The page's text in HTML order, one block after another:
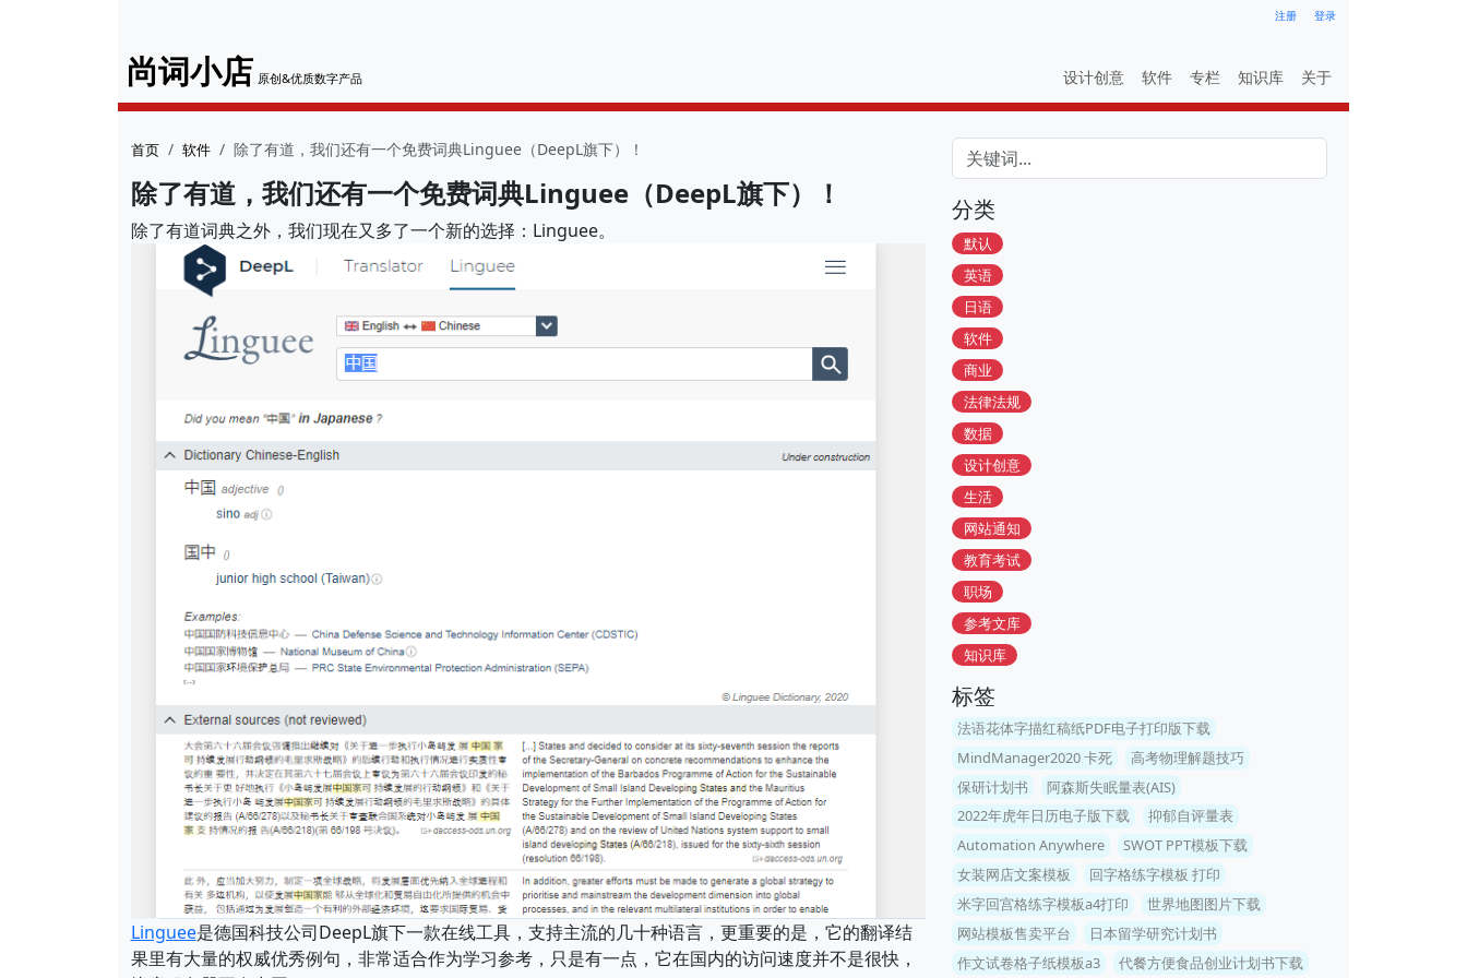
注册 登录
尚词小店 原创&优质数字产品 设计创意 软件 专栏 知识库 关于
首页 软件 除了有道，我们还有一个免费词典Linguee（DeepL旗下）！
除了有道，我们还有一个免费词典Linguee（DeepL旗下）！
除了有道词典之外，我们现在又多了一个新的选择：Linguee。
Linguee是德国科技公司DeepL旗下一款在线工具，支持主流的几十种语言，更重要的是，它的翻译结
果里有大量的权威优秀例句，非常适合作为学习参考，只是有一点，它在国内的访问速度并不是很快，
分类
默认
英语
日语
软件
商业
法律法规
数据
设计创意
生活
网站通知
教育考试
职场
参考文库
知识库
标签
法语花体字描红稿纸PDF电子打印版下载
MindManager2020 卡死
高考物理解题技巧
保研计划书
阿森斯失眠量表(AIS)
2022年虎年日历电子版下载
抑郁自评量表
Automation Anywhere
SWOT PPT模板下载
女装网店文案模板
回字格练字模板 打印
米字回宫格练字模板a4打印
世界地图图片下载
网站模板售卖平台
日本留学研究计划书
作文试卷格子纸模板a3
代餐方便食品创业计划书下载